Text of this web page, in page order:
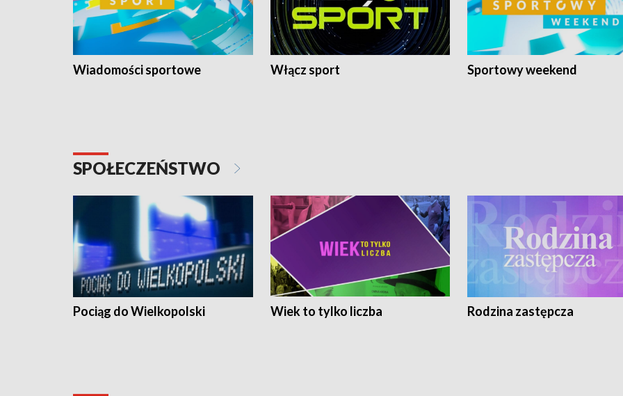
Wiadomości sportowe Włącz sport Sportowy weekend
SPOŁECZEŃSTWO
Pociąg do Wielkopolski Wiek to tylko liczba Rodzina zastępcza